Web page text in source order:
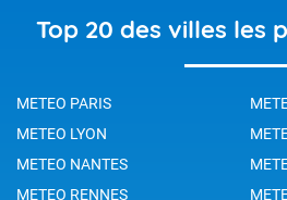
Top 20 des villes les
METEO PARIS
METEO LYON
METEO NANTES
METEO RENNES